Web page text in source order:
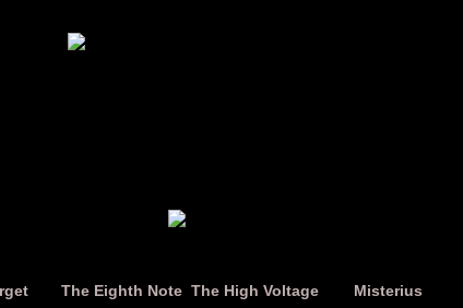
The Eighth Note The High Voltage Misterius